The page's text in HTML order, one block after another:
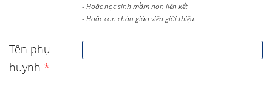
- Hoặc học sinh mầm non liên kết
- Hoặc con cháu giáo viên giới thiệu.
Tên phụ
huynh *